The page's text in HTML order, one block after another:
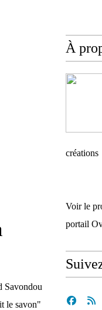
Savondou
le savon"
À
créations
Voir le
portail